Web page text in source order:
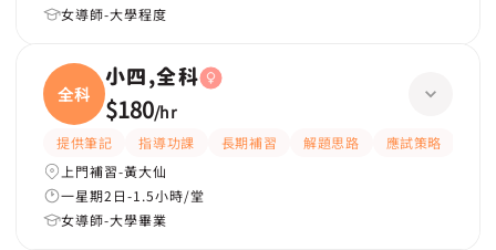
女導師-大學程度
全科
小四,全科
$180/hr
提供筆記 指導功課 長期補習 解題思路 應試策略
上門補習-黃大仙
一星期2日-1.5小時/堂
女導師-大學畢業